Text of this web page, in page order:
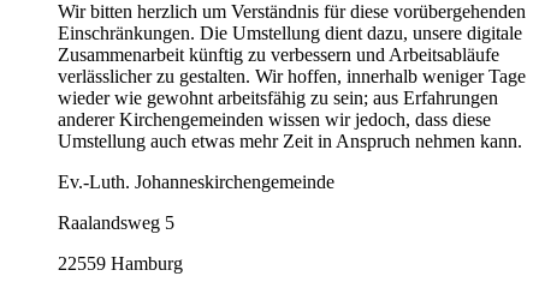
Wir bitten herzlich um Verständnis für diese vorübergehenden
Einschränkungen. Die Umstellung dient dazu, unsere digitale
Zusammenarbeit künftig zu verbessern und Arbeitsabläufe
verlässlicher zu gestalten. Wir hoffen, innerhalb weniger Tage
wieder wie gewohnt arbeitsfähig zu sein; aus Erfahrungen
anderer Kirchengemeinden wissen wir jedoch, dass diese
Umstellung auch etwas mehr Zeit in Anspruch nehmen kann.
Ev.-Luth. Johanneskirchengemeinde
Raalandsweg 5
22559 Hamburg